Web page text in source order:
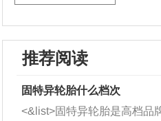
推荐阅读
固特异轮胎什么档次
<&list>固特异轮胎是高档品